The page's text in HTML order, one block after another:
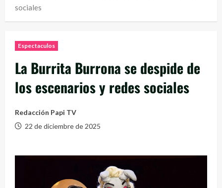
sociales
Espectaculos
La Burrita Burrona se despide de
los escenarios y redes sociales
Redacción Papi TV
22 de diciembre de 2025